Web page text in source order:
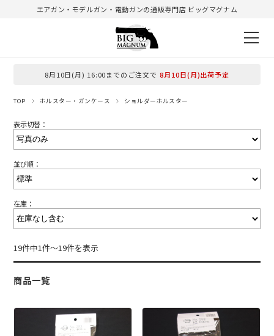
エアガン・モデルガン・電動ガンの通販専門店 ビッグマグナム
8月10日(月) 16:00までのご注文で 8月10日(月)出荷予定
TOP ホルスター・ガンケース ショルダーホルスター
表示切替：
並び順：
在庫：
19件中1件～19件を表示
商品一覧